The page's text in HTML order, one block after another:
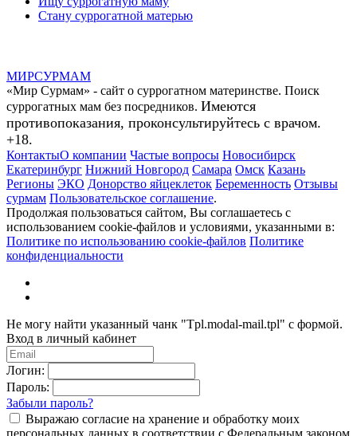
Стану суррогатной матерью
МИРСУРМАМ
«Мир Сурмам» - сайт о суррогатном материнстве. Поиск
суррогатных мам без посредников. Имеются
противопоказания, проконсультируйтесь с врачом.
+18.
КонтактыО компании Частые вопросы Новосибирск
Екатеринбург Нижний Новгород Самара Омск Казань
Регионы ЭКО Донорство яйцеклеток Беременность Отзывы
сурмам Пользовательское соглашение.
Продолжая пользоваться сайтом, Вы соглашаетесь с
использованием cookie-файлов и условиями, указанными в:
Политике по использованию cookie-файлов Политике
конфиденциальности
Не могу найти указанный чанк "Tpl.modal-mail.tpl" с формой.
Вход в личный кабинет
Логин:
Пароль:
Забыли пароль?
Выражаю согласие на хранение и обработку моих
персональных данных в соответствии с Федеральным законом